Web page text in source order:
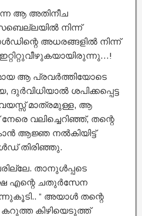
ആ അതിനീച
നിന്ന്
അധരങ്ങളിൽ നിന്ന്
ആ പ്രവർത്തിയോടെ
ശപിക്കപ്പെട്ട
മാത്രമുള്ള, ആ
വലിച്ചെറിഞ്ഞ്, തന്റെ
ആജ്ഞ നൽകിയിട്ട്
തിരിഞ്ഞു.
താനുൾപ്പടെ
എന്റെ ചതുർസേന
” അയാൾ തന്റെ
കിഴിയെടുത്ത്